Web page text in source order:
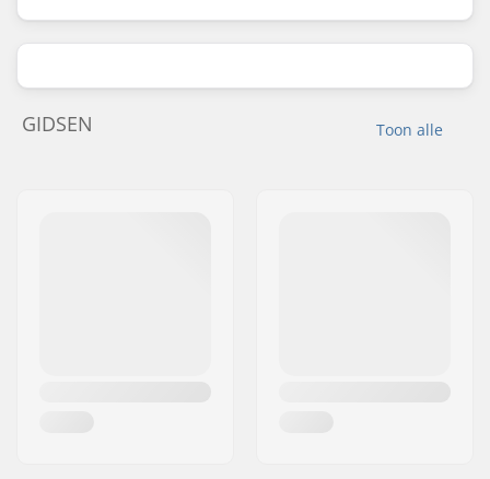
Toon alle
GIDSEN